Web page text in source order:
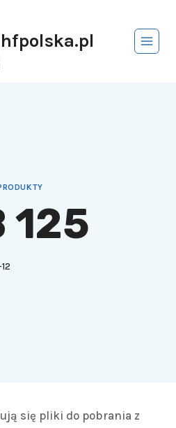
hfpolska.pl
125
się pliki do pobrania z